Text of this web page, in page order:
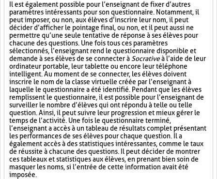
Il est également possible pour l’enseignant de fixer d’autres
paramètres intéressants pour son questionnaire. Notamment, il
peut imposer, ou non, aux élèves d’inscrire leur nom, il peut
décider d’afficher le pointage final, ou non, et il peut aussi ne
permettre qu’une seule tentative de réponse à ses élèves pour
chacune des questions. Une fois tous ces paramètres
sélectionnés, l’enseignant rend le questionnaire disponible et
demande à ses élèves de se connecter à Socrativeà l’aide de leur
ordinateur portable, leur tablette ou encore leur téléphone
intelligent. Au moment de se connecter, les élèves doivent
inscrire le nom de la classe virtuelle créée par l’enseignant à
laquelle le questionnaire a été identifié. Pendant que les élèves
remplissent le questionnaire, il est possible pour l’enseignant de
surveiller le nombre d’élèves qui ont répondu à telle ou telle
question. Ainsi, il peut suivre leur progression et mieux gérer le
temps de l’activité. Une fois le questionnaire terminé,
l’enseignant a accès à un tableau de résultats complet présentant
les performances de ses élèves pour chaque question. Il a
également accès à des statistiques intéressantes, comme le taux
de réussite à chacune des questions. Il peut décider de montrer
ces tableaux et statistiques aux élèves, en prenant bien soin de
masquer les noms, si l’entrée de cette information avait été
imposée.